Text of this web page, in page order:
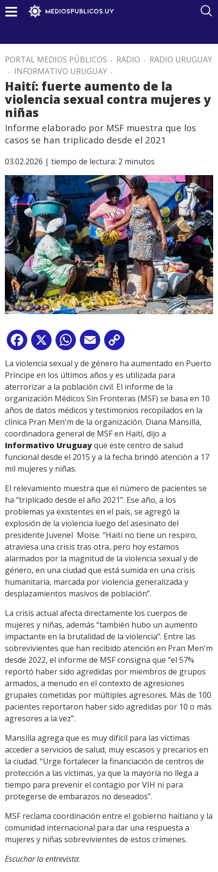
PORTAL MEDIOS PÚBLICOS . RADIO . RADIO URUGUAY
. INFORMATIVO URUGUAY .
Haití: fuerte aumento de la
violencia sexual contra mujeres y
niñas
Informe elaborado por MSF muestra que los
casos se han triplicado desde el 2021
03.02.2026 | tiempo de lectura: 2 minutos
Facebook
X WhatsApp
Email
Link
La violencia sexual y de género ha aumentado en Puerto
Príncipe en los últimos años y es utilizada para
aterrorizar a la población civil. El informe de la
organización Médicos Sin Fronteras (MSF) se basa en 10
años de datos médicos y testimonios recopilados en la
clínica Pran Men'm de la organización. Diana Mansilla,
coordinadora general de MSF en Haití, dijo a
Informativo Uruguayque este centro de salud
funcional desde el 2015 y a la fecha brindó atención a 17
mil mujeres y niñas.
El relevamiento muestra que el número de pacientes se
ha “triplicado desde el año 2021”. Ese año, a los
problemas ya existentes en el país, se agregó la
explosión de la violencia luego del asesinato del
presidente Juvenel Moise. “Haití no tiene un respiro,
atraviesa una crisis tras otra, pero hoy estamos
alarmados por la magnitud de la violencia sexual y de
género, en una ciudad que está sumida en una crisis
humanitaria, marcada por violencia generalizada y
desplazamientos masivos de población”.
La crisis actual afecta directamente los cuerpos de
mujeres y niñas, además “también hubo un aumento
impactante en la brutalidad de la violencia”. Entre las
sobrevivientes que han recibido atención en Pran Men'm
desde 2022, el informe de MSF consigna que “el 57%
reportó haber sido agredidas por miembros de grupos
armados, a menudo en el contexto de agresiones
grupales cometidas por múltiples agresores. Más de 100
pacientes reportaron haber sido agredidas por 10 o más
agresores a la vez”.
Mansilla agrega que es muy difícil para las víctimas
acceder a servicios de salud, muy escasos y precarios en
la ciudad. “Urge fortalecer la financiación de centros de
protección a las víctimas, ya que la mayoría no llega a
tiempo para prevenir el contagio por VIH ni para
protegerse de embarazos no deseados”.
MSF reclama coordinación entre el gobierno haitiano y la
comunidad internacional para dar una respuesta a
mujeres y niñas sobrevivientes de estos crímenes.
Escuchar la entrevista: